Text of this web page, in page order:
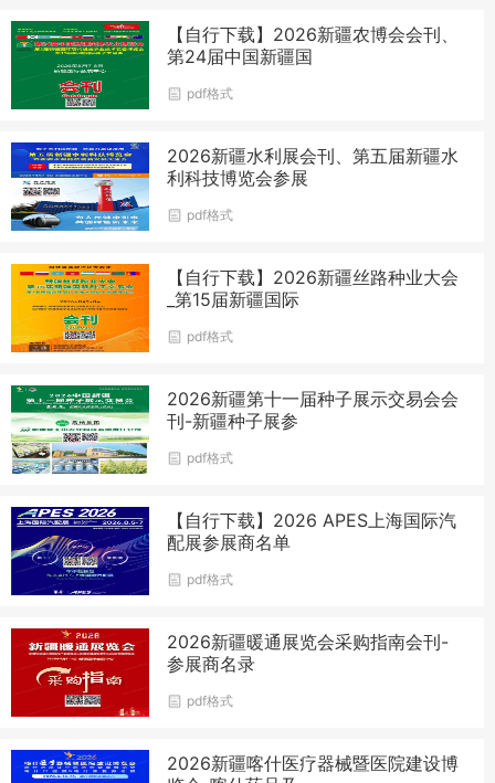
【自行下载】2026新疆农博会会刊、
第24届中国新疆国
pdf格式
2026新疆水利展会刊、第五届新疆水
利科技博览会参展
pdf格式
【自行下载】2026新疆丝路种业大会
_第15届新疆国际
pdf格式
2026新疆第十一届种子展示交易会会
刊-新疆种子展参
pdf格式
【自行下载】2026 APES上海国际汽
配展参展商名单
pdf格式
2026新疆暖通展览会采购指南会刊-
参展商名录
pdf格式
2026新疆喀什医疗器械暨医院建设博